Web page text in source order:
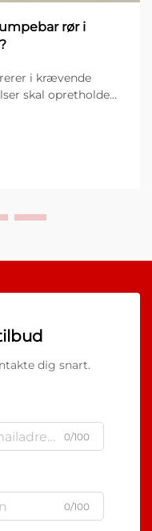
rør i
i krævende
skal opretholde
dig snart.
0/100
0/100